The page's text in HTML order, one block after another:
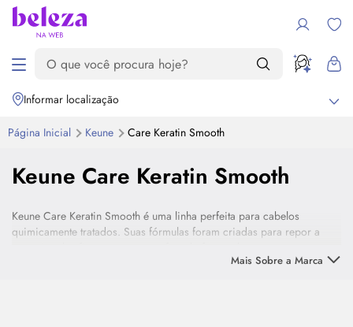
Informar localização
Página Inicial Keune Care Keratin Smooth
Keune Care Keratin Smooth
Keune Care Keratin Smooth é uma linha perfeita para cabelos
quimicamente tratados. Suas fórmulas foram criadas para repor a
Mais Sobre a Marca